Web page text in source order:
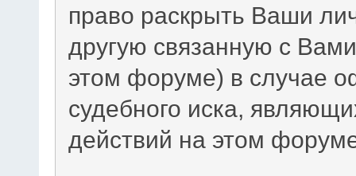
право раскрыть Ваши
другую связанную с
этом форуме) в случае
судебного иска,
действий на этом